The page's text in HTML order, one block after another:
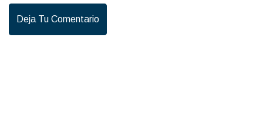
Deja Tu Comentario